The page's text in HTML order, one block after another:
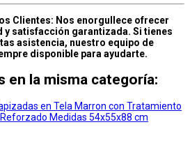
Clientes: Nos enorgullece ofrecer
satisfacción garantizada. Si tienes
asistencia, nuestro equipo de
disponible para ayudarte.
la misma categoría: